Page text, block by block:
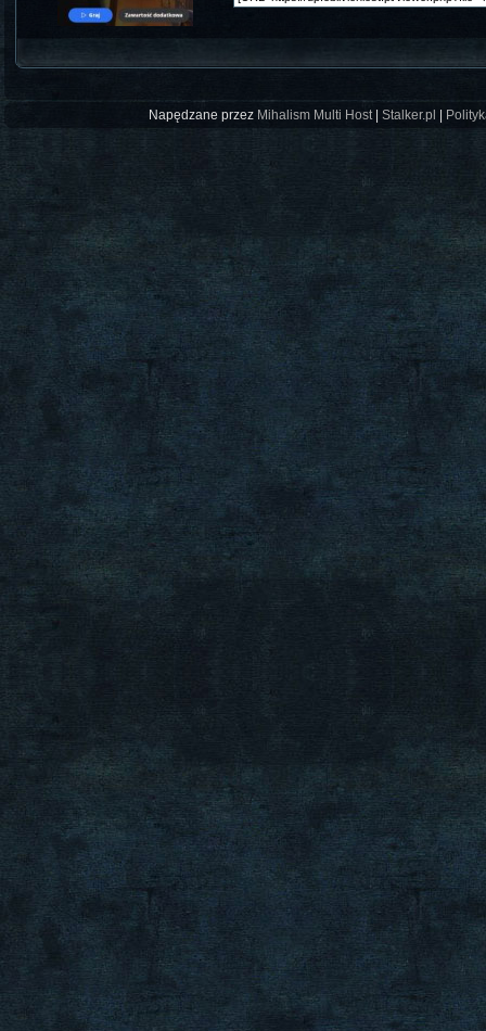
Napędzane przez Mihalism Multi Host| Stalker.pl |